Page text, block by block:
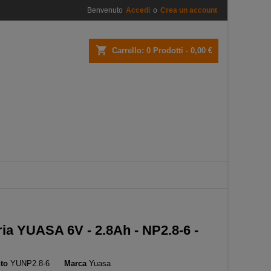
Benvenuto Accedi o Crea un account
shopping_cart Carrello: 0 Prodotti - 0,00 €
YUASA 6V - 2.8Ah - NP2.8-6 -
YUNP2.8-6 Marca Yuasa